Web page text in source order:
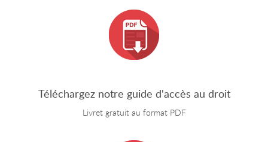
Téléchargez notre guide d'accès au droit
Livret gratuit au format PDF